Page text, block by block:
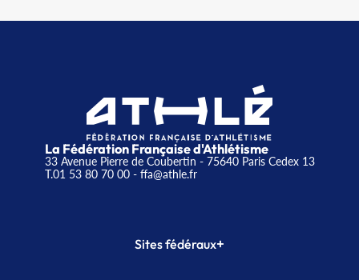
La Fédération Française d'Athlétisme
33 Avenue Pierre de Coubertin - 75640 Paris Cedex 13
T.01 53 80 70 00- ffa@athle.fr
Sites fédéraux+